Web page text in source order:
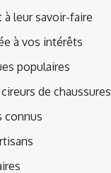
à leur savoir-faire
à vos intérêts
populaires
de chaussures
connus